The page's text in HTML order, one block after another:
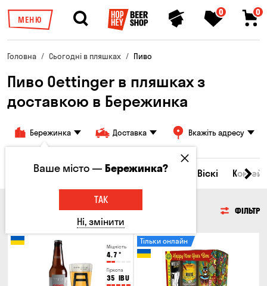
МЕНЮ
0 0
Головна Сьогодні в пляшках Пиво
Пиво Oettinger в пляшках з
доставкою в Бережинка
Бережинка Доставка Вкажіть адресу
Всі товари Пиво Сидр Вино Віскі
ФІЛЬТР
Міцність
4.7 °
Гіркота
35 IBU
Тільки онлайн
Ваше місто —Бережинка?
ТАК
Ні, змінити